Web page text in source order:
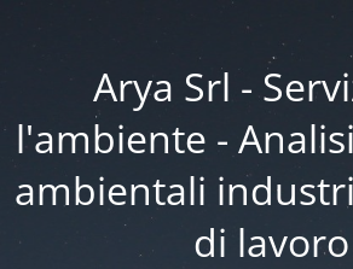
Arya Srl -
l'ambiente -
ambientali
di lavoro